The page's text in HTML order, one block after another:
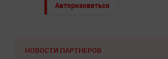
Авторизоваться
НОВОСТИ ПАРТНЕРОВ